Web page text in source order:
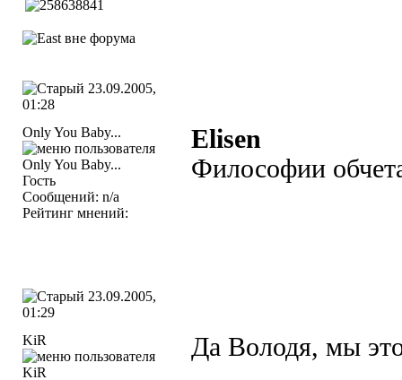
23.09.2005,
01:28
Only You Baby...
Гость
Сообщений: n/a
Рейтинг мнений:
Elisen
Философии
23.09.2005,
01:29
KiR
Да Володя, мы